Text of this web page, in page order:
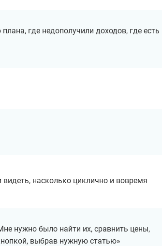
где недополучили доходов, где есть
насколько циклично и вовремя
нужно было найти их, сравнить цены,
выбрав нужную статью»